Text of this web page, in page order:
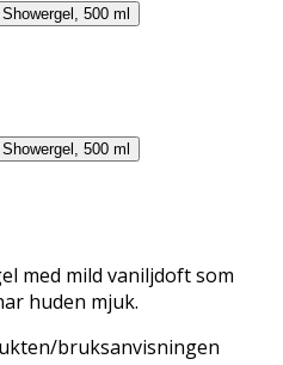
500 ml
500 ml
med mild vaniljdoft som
huden mjuk.
bruksanvisningen